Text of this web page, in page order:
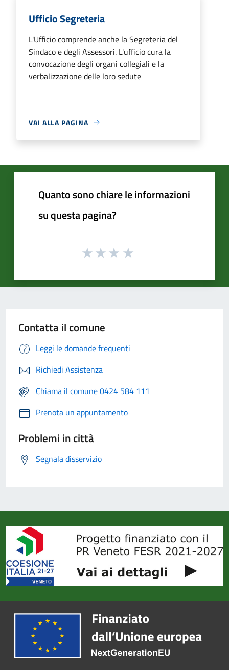
Ufficio Segreteria
L'Ufficio comprende anche la Segreteria del
Sindaco e degli Assessori. L'ufficio cura la
convocazione degli organi collegiali e la
verbalizzazione delle loro sedute
VAI ALLA PAGINA
Quanto sono chiare le informazioni
su questa pagina?
Contatta il comune
Leggi le domande frequenti
Richiedi Assistenza
Chiama il comune 0424 584 111
Prenota un appuntamento
Problemi in città
Segnala disservizio